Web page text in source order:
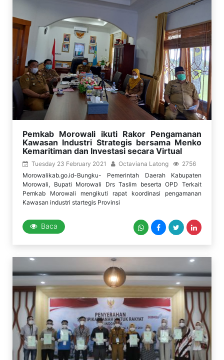
Pemkab Morowali ikuti Rakor Pengamanan
Kawasan Industri Strategis bersama Menko
Kemaritiman dan Investasi secara Virtual
Tuesday 23 February 2021 Octaviana Latong
2756
Morowalikab.go.id-Bungku- Pemerintah Daerah Kabupaten
Morowali, Bupati Morowali Drs Taslim beserta OPD Terkait
Pemkab Morowali mengikuti rapat koordinasi pengamanan
Kawasan industri startegis Provinsi
Baca